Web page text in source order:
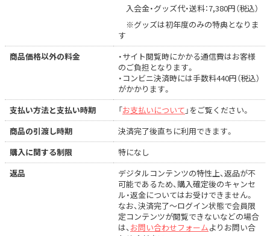
入会金・グッズ代・送料：7,380円（税込）
※グッズは初年度のみの特典となりま
す
商品価格以外の料金
・サイト閲覧時にかかる通信費はお客様
のご負担となります。
・コンビニ決済時には手数料440円（税込）
がかかります。
支払い方法と支払い時期
「お支払いについて 」をご覧ください。
商品の引渡し時期
決済完了後直ちに利用できます。
購入に関する制限
特になし
返品
デジタルコンテンツの特性上、返品が不
可能であるため、購入確定後のキャンセ
ル・返金についてはお受けできません。
なお、決済完了〜ログイン状態で会員限
定コンテンツが閲覧できないなどの場合
は、お問い合わせフォームよりお問い合